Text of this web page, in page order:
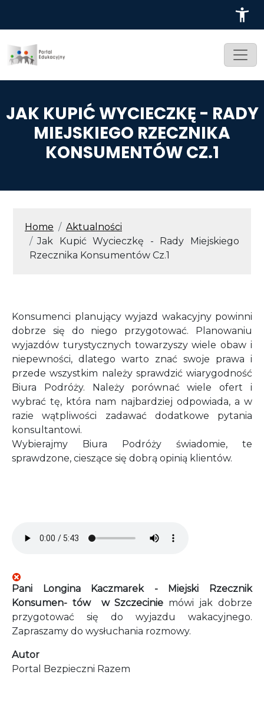
JAK KUPIĆ WYCIECZKĘ - RADY
MIEJSKIEGO RZECZNIKA
KONSUMENTÓW CZ.1
ŚCIEŻKA NAWIGACYJNA
Home
Aktualności
Jak Kupić Wycieczkę - Rady Miejskiego
Rzecznika Konsumentów Cz.1
Konsumenci planujący wyjazd wakacyjny powinni
dobrze się do niego przygotować. Planowaniu
wyjazdów turystycznych towarzyszy wiele obaw i
niepewności, dlatego warto znać swoje prawa i
przede wszystkim należy sprawdzić wiarygodność
Biura Podróży. Należy porównać wiele ofert i
wybrać tę, która nam najbardziej odpowiada, a w
razie wątpliwości zadawać dodatkowe pytania
konsultantowi.
Wybierajmy Biura Podróży świadomie, te
sprawdzone, cieszące się dobrą opinią klientów.
Pani Longina Kaczmarek - Miejski Rzecznik
Konsumen- tów w Szczecinie mówi jak dobrze
przygotować się do wyjazdu wakacyjnego.
Zapraszamy do wysłuchania rozmowy.
Autor
Portal Bezpieczni Razem